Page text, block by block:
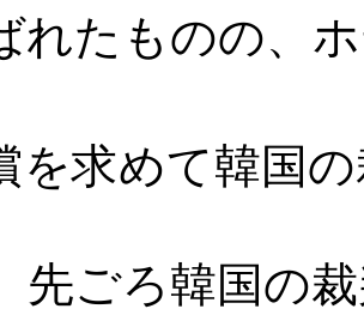
れたものの、
を求めて韓国
先ごろ韓国の